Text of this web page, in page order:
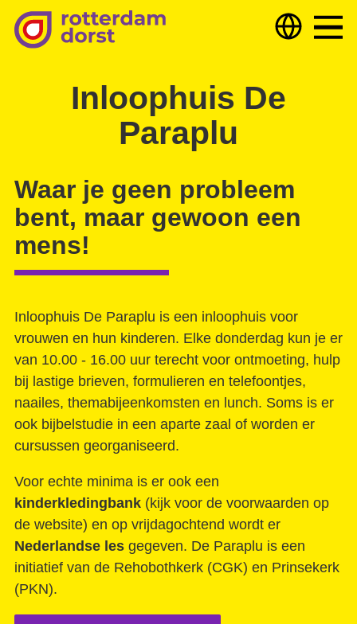
Hulp nodig? Hulp bieden
Over ons
Deelnemers & partners
Samen optrekken tegen armoede Dorst
TKC digital versterkt onze Vraagbaken!
Getekend
Gebed voor mijn stad
De geboorte van een sociale filmmaker
Inloophuis De
Paraplu
Waar je geen probleem
bent, maar gewoon een
mens!
Inloophuis De Paraplu is een inloophuis voor
vrouwen en hun kinderen. Elke donderdag kun je er
van 10.00 - 16.00 uur terecht voor ontmoeting, hulp
bij lastige brieven, formulieren en telefoontjes,
naailes, themabijeenkomsten en lunch. Soms is er
ook bijbelstudie in een aparte zaal of worden er
cursussen georganiseerd.
Voor echte minima is er ook een
kinderkledingbank (kijk voor de voorwaarden op
de website) en op vrijdagochtend wordt er
Nederlandse les gegeven. De Paraplu is een
initiatief van de Rehobothkerk (CGK) en Prinsekerk
(PKN).